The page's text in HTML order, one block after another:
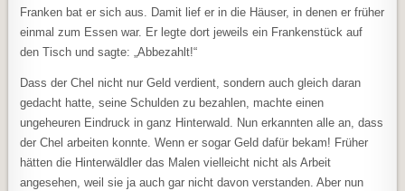
Franken bat er sich aus. Damit lief er in die Häuser, in denen er früher
einmal zum Essen war. Er legte dort jeweils ein Frankenstück auf
den Tisch und sagte: „Abbezahlt!“
Dass der Chel nicht nur Geld verdient, sondern auch gleich daran
gedacht hatte, seine Schulden zu bezahlen, machte einen
ungeheuren Eindruck in ganz Hinterwald. Nun erkannten alle an, dass
der Chel arbeiten konnte. Wenn er sogar Geld dafür bekam! Früher
hätten die Hinterwäldler das Malen vielleicht nicht als Arbeit
angesehen, weil sie ja auch gar nicht davon verstanden. Aber nun